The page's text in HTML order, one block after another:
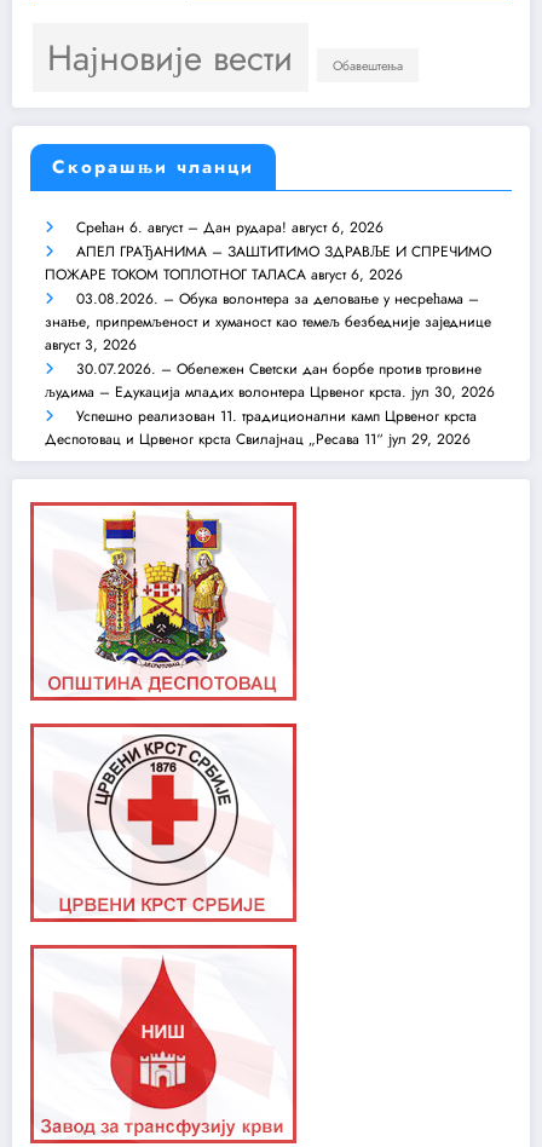
Најновије вести Обавештења
Скорашњи чланци
Срећан 6. август – Дан рудара! август 6, 2026
АПЕЛ ГРАЂАНИМА – ЗАШТИТИМО ЗДРАВЉЕ И СПРЕЧИМО
ПОЖАРЕ ТОКОМ ТОПЛОТНОГ ТАЛАСА август 6, 2026
03.08.2026. – Обука волонтера за деловање у несрећама –
знање, припремљеност и хуманост као темељ безбедније заједнице
август 3, 2026
30.07.2026. – Обележен Светски дан борбе против трговине
људима – Едукација младих волонтера Црвеног крста. јул 30, 2026
Успешно реализован 11. традиционални камп Црвеног крста
Деспотовац и Црвеног крста Свилајнац „Ресава 11“ јул 29, 2026